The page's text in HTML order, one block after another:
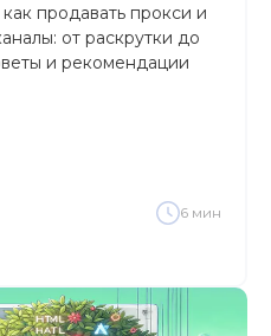
продавать прокси и
от раскрутки до
и рекомендации
6 мин